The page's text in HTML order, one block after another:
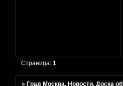
Страница:1
»Град Москва. Новости. Доска